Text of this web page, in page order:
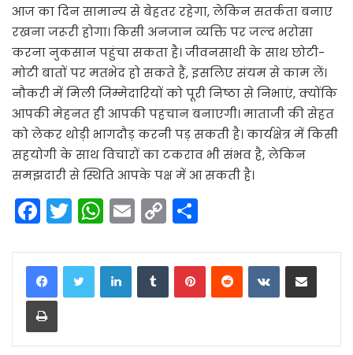
आज का दिन सामान्य से बेहतर रहेगा, लेकिन सतर्कता बनाए
रखना जरूरी होगा। किसी अनजान व्यक्ति पर जल्द भरोसा
करना नुकसान पहुंचा सकता है। जीवनसाथी के साथ छोटी-
मोटी बातों पर मतभेद हो सकते हैं, इसलिए संयम से काम लें।
नौकरी में मिली जिम्मेदारियों को पूरी निष्ठा से निभाएं, क्योंकि
आपकी मेहनत ही आपकी पहचान बनाएगी। माताजी की सेहत
को लेकर थोड़ी भागदौड़ करनी पड़ सकती है। कार्यक्षेत्र में किसी
सहयोगी के साथ विचारों का टकराव भी संभव है, लेकिन
समझदारी से स्थिति आपके पक्ष में आ सकती है।
F
a
c
e
b
o
T
w
itt
er
W
h
a
ts
p
E
m
ai
C
o
p
n
ar
LinkedInTumblrPinterestReddit VKontakteShare via Email
Print